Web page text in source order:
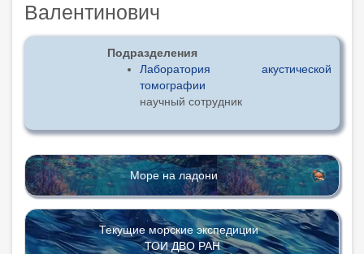
Валентинович
Подразделения
Лаборатория акустической
томографии
научный сотрудник
Море на ладони
Текущие морские экспедиции
ТОИ ДВО РАН